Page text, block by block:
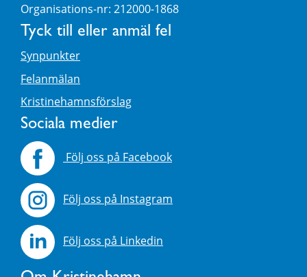
Organisations-nr: 212000-1868
Tyck till eller anmäl fel
Synpunkter
Felanmälan
Kristinehamnsförslag
Sociala medier
Följ oss på Facebook
Följ oss på Instagram
Följ oss på Linkedin